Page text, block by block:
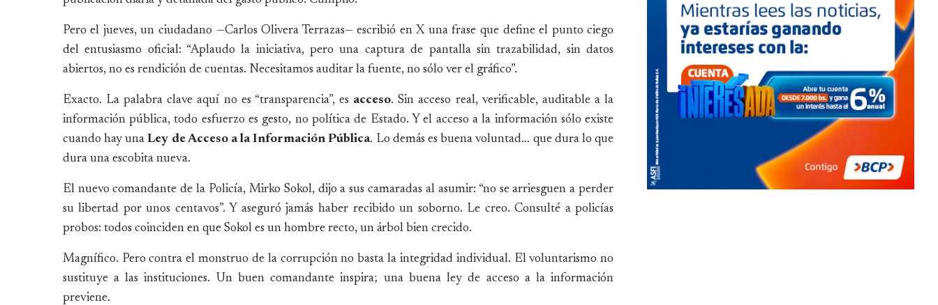
Pero el jueves, un ciudadano —Carlos Olivera Terrazas— escribió en X una frase que define el punto ciego
del entusiasmo oficial: “Aplaudo la iniciativa, pero una captura de pantalla sin trazabilidad, sin datos
abiertos, no es rendición de cuentas. Necesitamos auditar la fuente, no sólo ver el gráfico”.
Exacto. La palabra clave aquí no es “transparencia”, es acceso. Sin acceso real, verificable, auditable a la
información pública, todo esfuerzo es gesto, no política de Estado. Y el acceso a la información sólo existe
cuando hay unaLey de Acceso a la Información Pública. Lo demás es buena voluntad… que dura lo que
dura una escobita nueva.
El nuevo comandante de la Policía, Mirko Sokol, dijo a sus camaradas al asumir: “no se arriesguen a perder
su libertad por unos centavos”. Y aseguró jamás haber recibido un soborno. Le creo. Consulté a policías
probos: todos coinciden en que Sokol es un hombre recto, un árbol bien crecido.
Magnífico. Pero contra el monstruo de la corrupción no basta la integridad individual. El voluntarismo no
sustituye a las instituciones. Un buen comandante inspira; una buena ley de acceso a la información
previene.